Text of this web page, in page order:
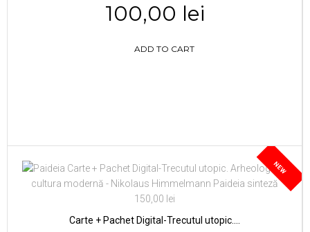
100,00 lei
ADD TO CART
NEW
Carte + Pachet Digital-Trecutul utopic....